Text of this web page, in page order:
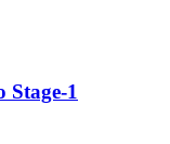
Stage-1